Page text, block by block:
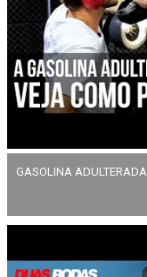
GASOLINA ADULTERADA